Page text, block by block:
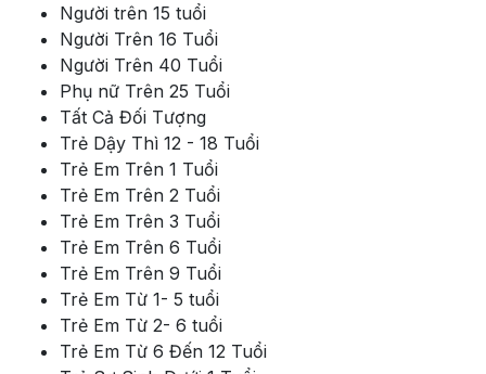
Người trên 15 tuổi
Người Trên 16 Tuổi
Người Trên 40 Tuổi
Phụ nữ Trên 25 Tuổi
Tất Cả Đối Tượng
Trẻ Dậy Thì 12 - 18 Tuổi
Trẻ Em Trên 1 Tuổi
Trẻ Em Trên 2 Tuổi
Trẻ Em Trên 3 Tuổi
Trẻ Em Trên 6 Tuổi
Trẻ Em Trên 9 Tuổi
Trẻ Em Từ 1- 5 tuổi
Trẻ Em Từ 2- 6 tuổi
Trẻ Em Từ 6 Đến 12 Tuổi